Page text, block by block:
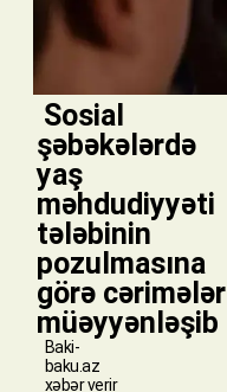
​ Sosial
şəbəkələrdə
yaş
məhdudiyyəti
tələbinin
pozulmasına
görə cərimələr
müəyyənləşib
Baki-
baku.az
xəbər verir